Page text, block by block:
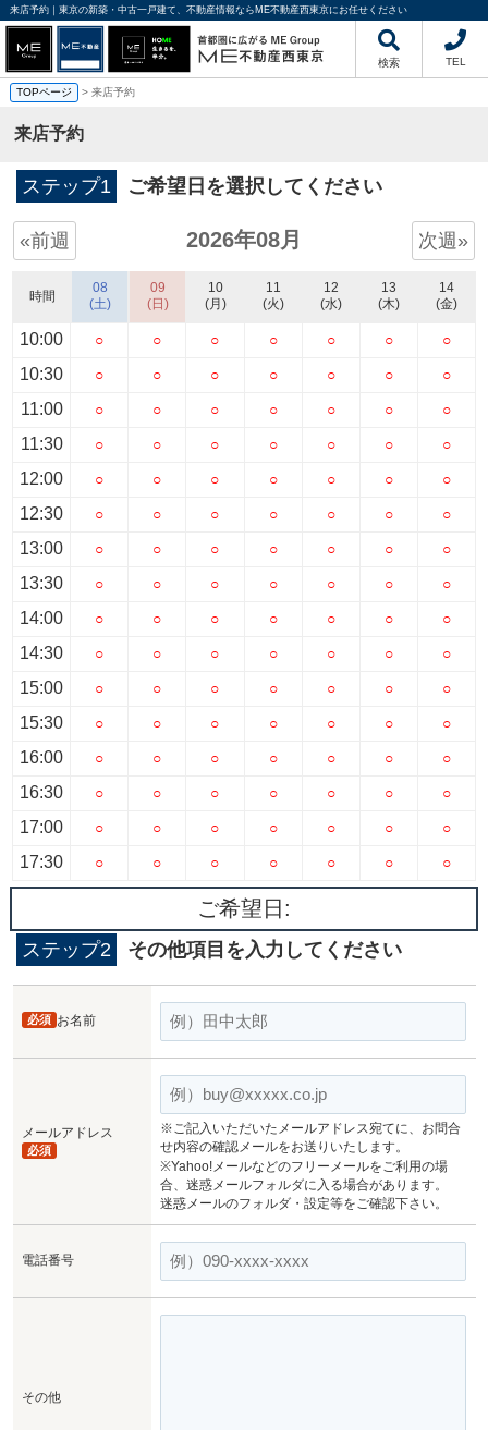
来店予約｜東京の新築・中古一戸建て、不動産情報ならME不動産西東京にお任せください
検索 TEL
TOPページ > 来店予約
来店予約
ステップ1 ご希望日を選択してください
«前週 2026年08月 次週»
時間
10:00
10:30
11:00
11:30
12:00
12:30
13:00
13:30
14:00
14:30
15:00
15:30
16:00
16:30
17:00
17:30
08
(土)
○
○
○
○
○
○
○
○
○
○
○
○
○
○
○
○
09
(日)
○
○
○
○
○
○
○
○
○
○
○
○
○
○
○
○
10
(月)
○
○
○
○
○
○
○
○
○
○
○
○
○
○
○
○
11
(火)
○
○
○
○
○
○
○
○
○
○
○
○
○
○
○
○
12
(水)
○
○
○
○
○
○
○
○
○
○
○
○
○
○
○
○
13
(木)
○
○
○
○
○
○
○
○
○
○
○
○
○
○
○
○
14
(金)
○
○
○
○
○
○
○
○
○
○
○
○
○
○
○
○
ご希望日:
ステップ2 その他項目を入力してください
お名前
必須
メールアドレス
必須
※ご記入いただいたメールアドレス宛てに、お問合
せ内容の確認メールをお送りいたします。
※Yahoo!メールなどのフリーメールをご利用の場
合、迷惑メールフォルダに入る場合があります。
迷惑メールのフォルダ・設定等をご確認下さい。
電話番号
その他